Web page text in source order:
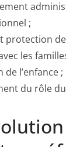
;
protection
les
l’enfance ;
du rôle